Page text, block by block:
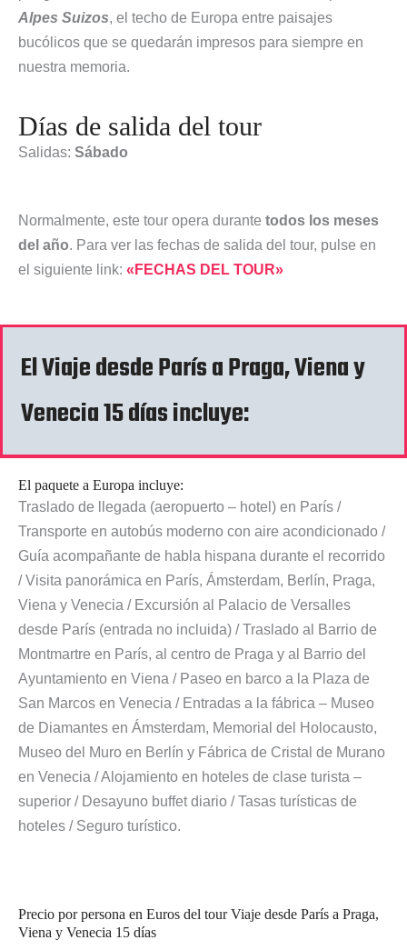
Alpes Suizos, el techo de Europa entre paisajes
bucólicos que se quedarán impresos para siempre en
nuestra memoria.
Días de salida del tour
Salidas: Sábado
Normalmente, este tour opera durante todos los meses
del año. Para ver las fechas de salida del tour, pulse en
el siguiente link: «FECHAS DEL TOUR»
El Viaje desde París a Praga, Viena y
Venecia 15 días incluye:
El paquete a Europa incluye:
Traslado de llegada (aeropuerto – hotel) en París /
Transporte en autobús moderno con aire acondicionado /
Guía acompañante de habla hispana durante el recorrido
/ Visita panorámica en París, Ámsterdam, Berlín, Praga,
Viena y Venecia / Excursión al Palacio de Versalles
desde París (entrada no incluida) / Traslado al Barrio de
Montmartre en París, al centro de Praga y al Barrio del
Ayuntamiento en Viena / Paseo en barco a la Plaza de
San Marcos en Venecia / Entradas a la fábrica – Museo
de Diamantes en Ámsterdam, Memorial del Holocausto,
Museo del Muro en Berlín y Fábrica de Cristal de Murano
en Venecia / Alojamiento en hoteles de clase turista –
superior / Desayuno buffet diario / Tasas turísticas de
hoteles / Seguro turístico.
Precio por persona en Euros del tour Viaje desde París a Praga,
Viena y Venecia 15 días